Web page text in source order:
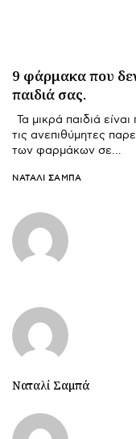
9 φάρμακα που
παιδιά σας.
Τα μικρά παιδιά
τις ανεπιθύμητες
των φαρμάκων σε…
ΝΑΤΑΛΊ ΣΑΜΠΆ
Ναταλί Σαμπά